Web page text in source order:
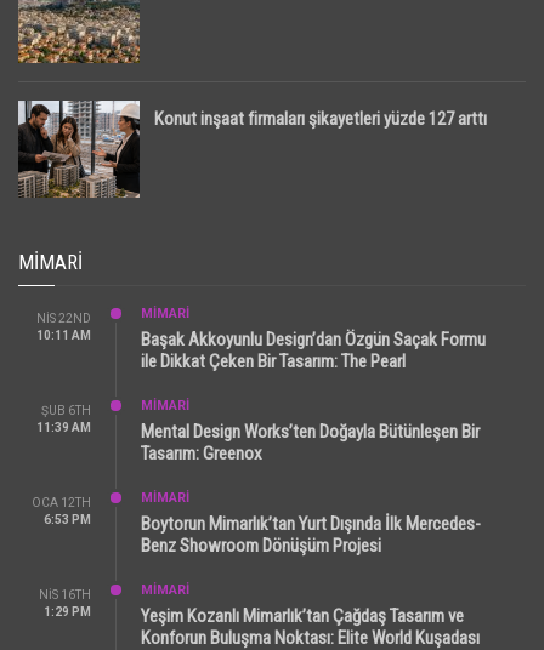
Konut inşaat firmaları şikayetleri yüzde 127 arttı
MIMARI
NIS 22ND
10:11 AM
MİMARİ
Başak Akkoyunlu Design’dan Özgün Saçak Formu
ile Dikkat Çeken Bir Tasarım: The Pearl
ŞUB 6TH
11:39 AM
MİMARİ
Mental Design Works’ten Doğayla Bütünleşen Bir
Tasarım: Greenox
OCA 12TH
6:53 PM
MİMARİ
Boytorun Mimarlık’tan Yurt Dışında İlk Mercedes-
Benz Showroom Dönüşüm Projesi
NIS 16TH
1:29 PM
MİMARİ
Yeşim Kozanlı Mimarlık’tan Çağdaş Tasarım ve
Konforun Buluşma Noktası: Elite World Kuşadası